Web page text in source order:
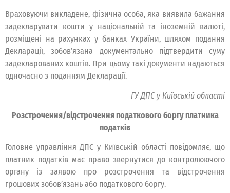
Враховуючи викладене, фізична особа, яка виявила бажання
задекларувати кошти у національній та іноземній валюті,
розміщені на рахунках у банках України, шляхом подання
Декларації, зобов’язана документально підтвердити суму
задекларованих коштів. При цьому такі документи надаються
одночасно з поданням Декларації.
ГУ ДПС у Київській області
Розстрочення/відстрочення податкового боргу платника
податків
Головне управління ДПС у Київській області повідомляє, що
платник податків має право звернутися до контролюючого
органу із заявою про розстрочення та відстрочення
грошових зобов’язань або податкового боргу.